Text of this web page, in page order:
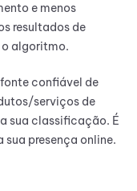
e menos
resultados de
o algoritmo.
confiável de
serviços de
sua classificação. É
presença online.